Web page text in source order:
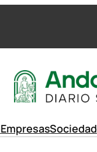
EmpresasSociedad